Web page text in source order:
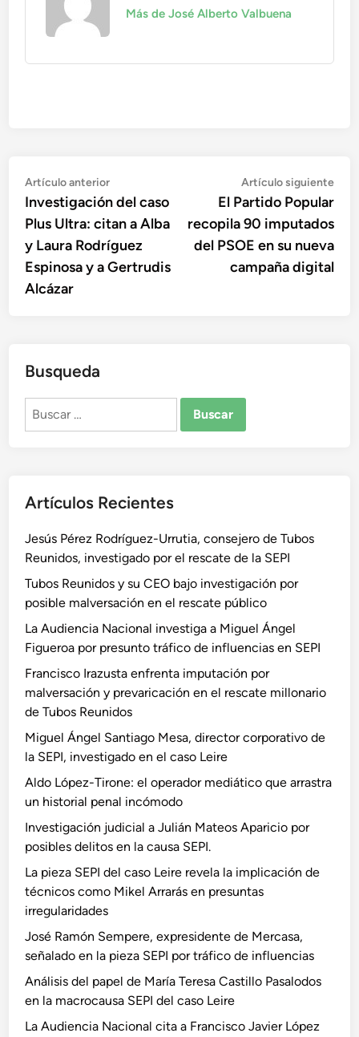
Más de José Alberto Valbuena
Navegación
de
entradas
Artículo anteriorArtículo
anterior:
Investigación del caso
Plus Ultra: citan a Alba
y Laura Rodríguez
Espinosa y a Gertrudis
Alcázar
Artículo siguiente
El Partido Popular
recopila 90 imputados
del PSOE en su nueva
campaña digital
Busqueda
Buscar:
Artículos Recientes
Jesús Pérez Rodríguez-Urrutia, consejero de Tubos
Reunidos, investigado por el rescate de la SEPI
Tubos Reunidos y su CEO bajo investigación por
posible malversación en el rescate público
La Audiencia Nacional investiga a Miguel Ángel
Figueroa por presunto tráfico de influencias en SEPI
Francisco Irazusta enfrenta imputación por
malversación y prevaricación en el rescate millonario
de Tubos Reunidos
Miguel Ángel Santiago Mesa, director corporativo de
la SEPI, investigado en el caso Leire
Aldo López-Tirone: el operador mediático que arrastra
un historial penal incómodo
Investigación judicial a Julián Mateos Aparicio por
posibles delitos en la causa SEPI.
La pieza SEPI del caso Leire revela la implicación de
técnicos como Mikel Arrarás en presuntas
irregularidades
José Ramón Sempere, expresidente de Mercasa,
señalado en la pieza SEPI por tráfico de influencias
Análisis del papel de María Teresa Castillo Pasalodos
en la macrocausa SEPI del caso Leire
La Audiencia Nacional cita a Francisco Javier López